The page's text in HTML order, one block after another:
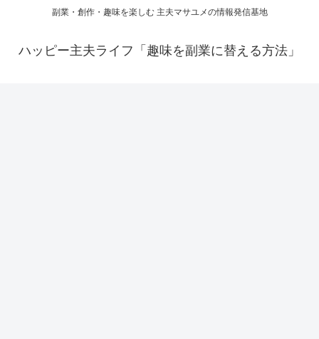
副業・創作・趣味を楽しむ 主夫マサユメの情報発信基地
ハッピー主夫ライフ「趣味を副業に替える方法」